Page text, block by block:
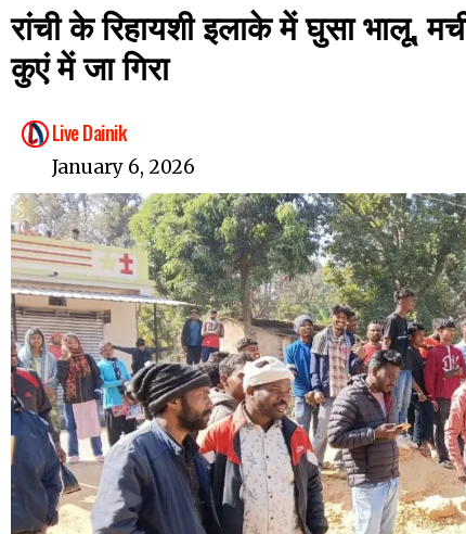
रांची के रिहायशी इलाके में घुसा भालू,
कुएं में जा गिरा
Live Dainik
January 6, 2026